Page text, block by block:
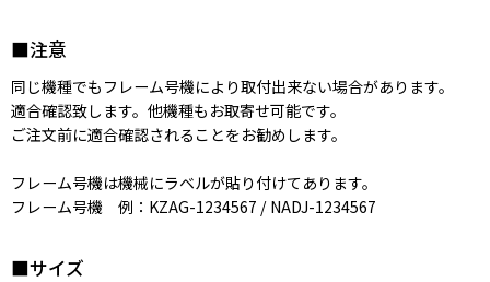
■注意
同じ機種でもフレーム号機により取付出来ない場合があります。
適合確認致します。他機種もお取寄せ可能です。
ご注文前に適合確認されることをお勧めします。
フレーム号機は機械にラベルが貼り付けてあります。
フレーム号機 例：KZAG-1234567 / NADJ-1234567
■サイズ